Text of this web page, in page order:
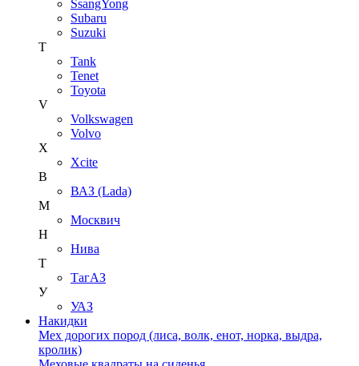
SsangYong
Subaru
Suzuki
T
Tank
Tenet
Toyota
V
Volkswagen
Volvo
X
Xcite
В
ВАЗ (Lada)
М
Москвич
Н
Нива
Т
ТагАЗ
У
УАЗ
Накидки
Мех дорогих пород (лиса, волк, енот, норка, выдра,
кролик)